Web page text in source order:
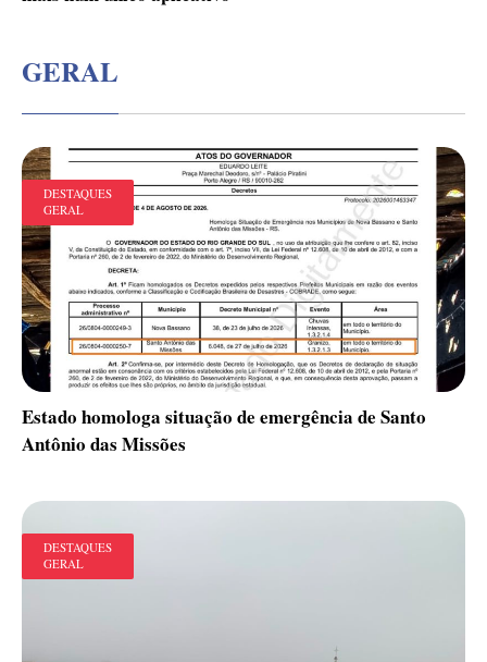
GERAL
DESTAQUES
GERAL
Estado homologa situação de emergência de Santo
Antônio das Missões
DESTAQUES
GERAL